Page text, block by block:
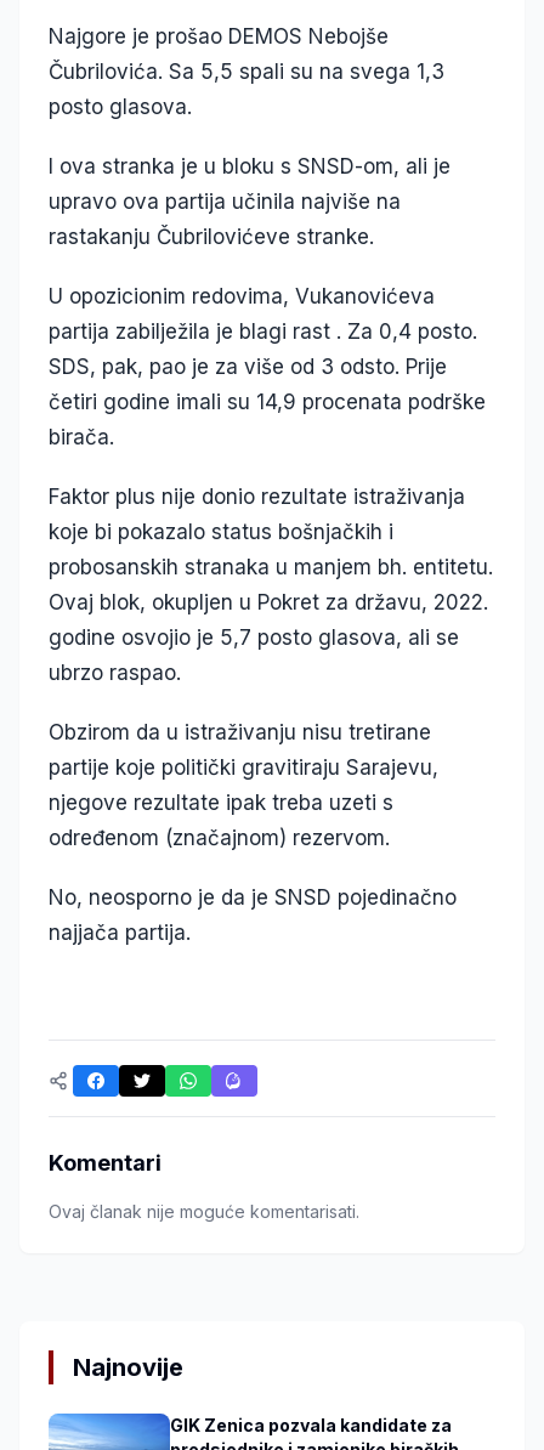
Najgore je prošao DEMOS Nebojše
Čubrilovića. Sa 5,5 spali su na svega 1,3
posto glasova.
I ova stranka je u bloku s SNSD-om, ali je
upravo ova partija učinila najviše na
rastakanju Čubrilovićeve stranke.
U opozicionim redovima, Vukanovićeva
partija zabilježila je blagi rast . Za 0,4 posto.
SDS, pak, pao je za više od 3 odsto. Prije
četiri godine imali su 14,9 procenata podrške
birača.
Faktor plus nije donio rezultate istraživanja
koje bi pokazalo status bošnjačkih i
probosanskih stranaka u manjem bh. entitetu.
Ovaj blok, okupljen u Pokret za državu, 2022.
godine osvojio je 5,7 posto glasova, ali se
ubrzo raspao.
Obzirom da u istraživanju nisu tretirane
partije koje politički gravitiraju Sarajevu,
njegove rezultate ipak treba uzeti s
određenom (značajnom) rezervom.
No, neosporno je da je SNSD pojedinačno
najjača partija.
Komentari
Ovaj članak nije moguće komentarisati.
Najnovije
GIK Zenica pozvala kandidate za